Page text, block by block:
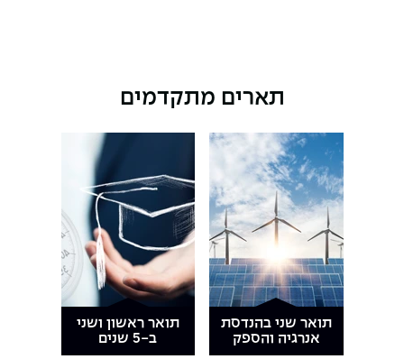
תארים מתקדמים
תואר שני בהנדסת
אנרגיה והספק
תואר ראשון ושני
ב-5 שנים